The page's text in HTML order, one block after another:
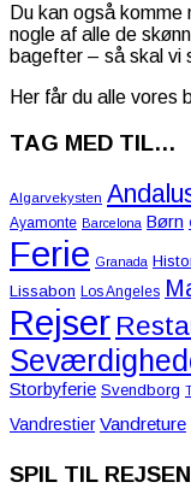
Du kan også
nogle af alle de
bagefter – så skal vi
Her får du alle vores
TAG MED TIL…
Algarvekysten
Ayamonte Barcelona Børn
Ferie Granada
Lissabon Los Angeles
Rejser
Storbyferie Svendborg
Vandrestier Vandreture
SPIL TIL REJSEN